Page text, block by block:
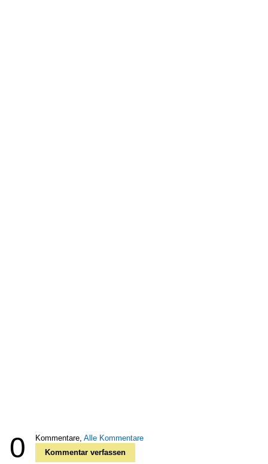
0 Kommentare, Alle Kommentare
Kommentar verfassen